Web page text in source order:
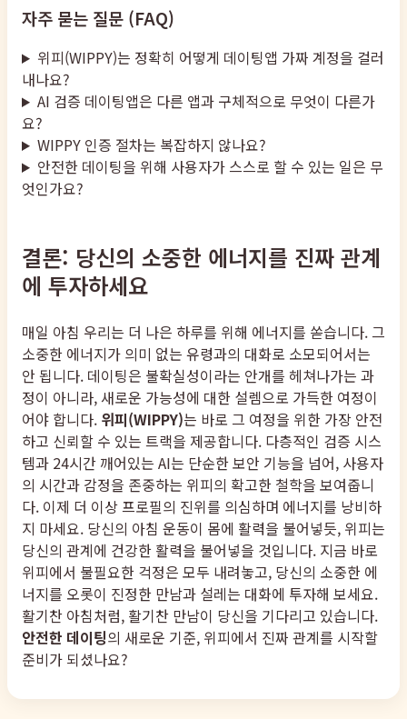
자주 묻는 질문 (FAQ)
위피(WIPPY)는 정확히 어떻게 데이팅앱 가짜 계정을 걸러
내나요?
AI 검증 데이팅앱은 다른 앱과 구체적으로 무엇이 다른가
요?
WIPPY 인증 절차는 복잡하지 않나요?
안전한 데이팅을 위해 사용자가 스스로 할 수 있는 일은 무
엇인가요?
결론: 당신의 소중한 에너지를 진짜 관계
에 투자하세요
매일 아침 우리는 더 나은 하루를 위해 에너지를 쏟습니다. 그
소중한 에너지가 의미 없는 유령과의 대화로 소모되어서는
안 됩니다. 데이팅은 불확실성이라는 안개를 헤쳐나가는 과
정이 아니라, 새로운 가능성에 대한 설렘으로 가득한 여정이
어야 합니다. 위피(WIPPY)는 바로 그 여정을 위한 가장 안전
하고 신뢰할 수 있는 트랙을 제공합니다. 다층적인 검증 시스
템과 24시간 깨어있는 AI는 단순한 보안 기능을 넘어, 사용자
의 시간과 감정을 존중하는 위피의 확고한 철학을 보여줍니
다. 이제 더 이상 프로필의 진위를 의심하며 에너지를 낭비하
지 마세요. 당신의 아침 운동이 몸에 활력을 불어넣듯, 위피는
당신의 관계에 건강한 활력을 불어넣을 것입니다. 지금 바로
위피에서 불필요한 걱정은 모두 내려놓고, 당신의 소중한 에
너지를 오롯이 진정한 만남과 설레는 대화에 투자해 보세요.
활기찬 아침처럼, 활기찬 만남이 당신을 기다리고 있습니다.
안전한 데이팅의 새로운 기준, 위피에서 진짜 관계를 시작할
준비가 되셨나요?